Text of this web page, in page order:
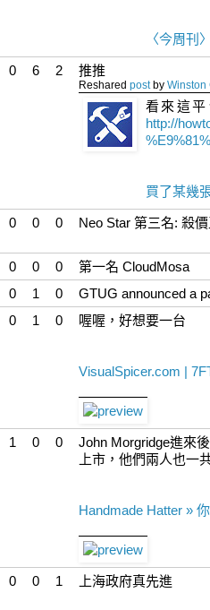
〈今周刊
0 6 2 推推
Reshared postby Winston
看來這
http://
買了某幾
0 0 0 Neo Star 第三名: 殺
0 0 0
第一名 CloudMosa
0 1 0
GTUG announced a
0 1 0 喔喔，好想要一台
VisualSpicer.com |
1 0 0
John Morgridge進來
上市，他們兩人也一
Handmade Hatter »
0 0 1 上海政府真先進